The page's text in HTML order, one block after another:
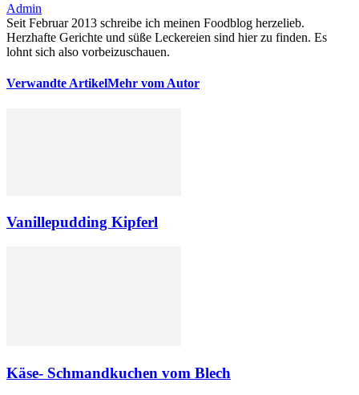
Admin
Seit Februar 2013 schreibe ich meinen Foodblog herzelieb.
Herzhafte Gerichte und süße Leckereien sind hier zu finden. Es
lohnt sich also vorbeizuschauen.
Verwandte ArtikelMehr vom Autor
Vanillepudding Kipferl
Käse- Schmandkuchen vom Blech